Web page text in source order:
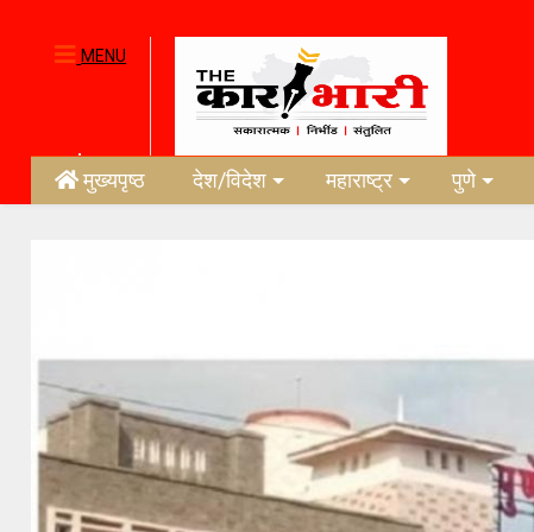
MENU
मुख्यपृष्ठ देश/विदेश महाराष्ट्र पुणे